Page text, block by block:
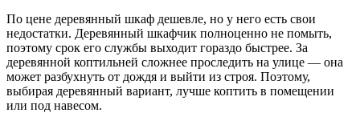
По цене деревянный шкаф дешевле, но у него есть свои
недостатки. Деревянный шкафчик полноценно не помыть,
поэтому срок его службы выходит гораздо быстрее. За
деревянной коптильней сложнее проследить на улице — она
может разбухнуть от дождя и выйти из строя. Поэтому,
выбирая деревянный вариант, лучше коптить в помещении
или под навесом.